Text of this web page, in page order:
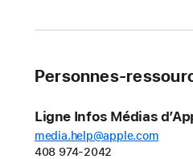
History
animateurs
Holland
et
Personnes-
Ligne Infos Médias
media.help@apple.com
408 974-2042